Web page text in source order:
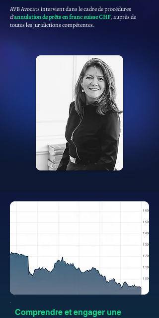
AVB Avocats intervient dans le cadre de procédures
d'annulation de prêts en franc suisse CHF, auprès de
toutes les juridictions compétentes.
Comprendre et engager une